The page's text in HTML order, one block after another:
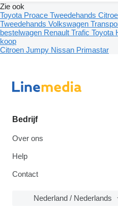
Zie ook
Toyota Proace Tweedehands
Tweedehands Volkswagen
bestelwagen Renault Trafic Toyota
koop
Citroen Jumpy Nissan Primastar
Bedrijf
Over ons
Help
Contact
Nederland / Nederlands